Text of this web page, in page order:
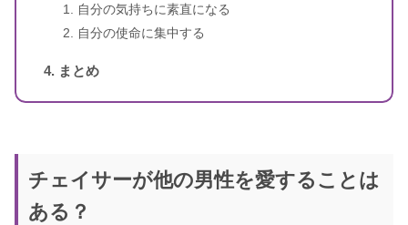
自分の気持ちに素直になる
自分の使命に集中する
まとめ
チェイサーが他の男性を愛することは
ある？